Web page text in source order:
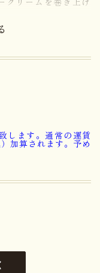
上げました。
上げたロールケー
上お日持ちす
ッツ)４個
します。通常の運賃
加算されます。予め